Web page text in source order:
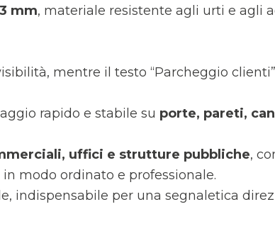
mm, materiale resistente agli urti e agli
mentre il testo “Parcheggio
rapido e stabile su porte, pareti,
uffici e strutture pubbliche,
modo ordinato e professionale.
indispensabile per una segnaletica